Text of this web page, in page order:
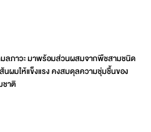
ลภาวะ มาพร้อมส่วนผสมจากพืชสามชนิด
นผมให้แข็งแรง คงสมดุลความชุ่มชื้นของ
ชาติ